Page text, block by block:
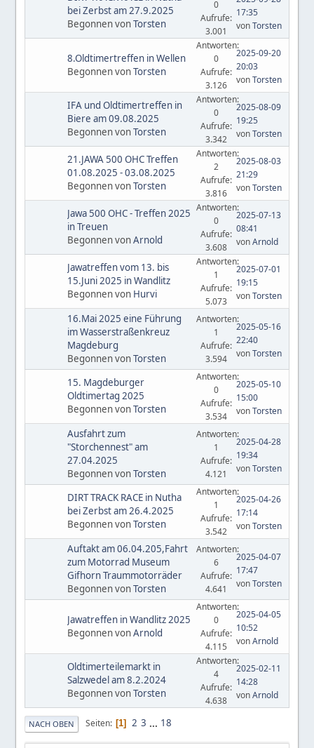
bei Zerbst am 27.9.2025
Begonnen vonTorsten
0
Aufrufe:
3.001
17:35
vonTorsten
8.Oldtimertreffen in Wellen
Begonnen vonTorsten
Antworten:
0
Aufrufe:
3.126
2025-09-20
20:03
vonTorsten
IFA und Oldtimertreffen in
Biere am 09.08.2025
Begonnen vonTorsten
Antworten:
0
Aufrufe:
3.342
2025-08-09
19:25
vonTorsten
21.JAWA 500 OHC Treffen
01.08.2025 - 03.08.2025
Begonnen vonTorsten
Antworten:
2
Aufrufe:
3.816
2025-08-03
21:29
vonTorsten
Jawa 500 OHC - Treffen 2025
in Treuen
Begonnen vonArnold
Antworten:
0
Aufrufe:
3.608
2025-07-13
08:41
vonArnold
Jawatreffen vom 13. bis
15.Juni 2025 in Wandlitz
Begonnen von Hurvi
Antworten:
1
Aufrufe:
5.073
2025-07-01
19:15
vonTorsten
16.Mai 2025 eine Führung
im Wasserstraßenkreuz
Magdeburg
Begonnen vonTorsten
Antworten:
1
Aufrufe:
3.594
2025-05-16
22:40
vonTorsten
15. Magdeburger
Oldtimertag 2025
Begonnen vonTorsten
Antworten:
0
Aufrufe:
3.534
2025-05-10
15:00
vonTorsten
Ausfahrt zum
"Storchennest" am
27.04.2025
Begonnen vonTorsten
Antworten:
1
Aufrufe:
4.121
2025-04-28
19:34
vonTorsten
DIRT TRACK RACE in Nutha
bei Zerbst am 26.4.2025
Begonnen vonTorsten
Antworten:
1
Aufrufe:
3.542
2025-04-26
17:14
vonTorsten
Auftakt am 06.04.205,Fahrt
zum Motorrad Museum
Gifhorn Traummotorräder
Begonnen vonTorsten
Antworten:
6
Aufrufe:
4.641
2025-04-07
17:47
vonTorsten
Jawatreffen in Wandlitz 2025
Begonnen vonArnold
Antworten:
0
Aufrufe:
4.115
2025-04-05
10:52
vonArnold
Oldtimerteilemarkt in
Salzwedel am 8.2.2024
Begonnen vonTorsten
Antworten:
4
Aufrufe:
4.638
2025-02-11
14:28
vonArnold
NACH OBEN Seiten 1 2 3 ... 18